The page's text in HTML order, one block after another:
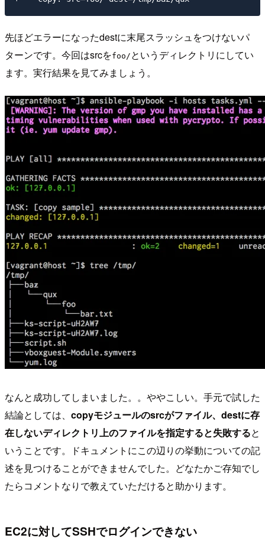
先ほどエラーになったdestに末尾スラッシュをつけないパ
ターンです。今回はsrcをfoo/ というディレクトリにしてい
ます。実行結果を見てみましょう。
なんと成功してしまいました。。ややこしい。手元で試した
結論としては、 copyモジュールのsrcがファイル、destに存
在しないディレクトリ上のファイルを指定すると失敗すると
いうことです。ドキュメントにこの辺りの挙動についての記
述を見つけることができませんでした。どなたかご存知でし
たらコメントなりで教えていただけると助かります。
EC2に対してSSHでログインできない